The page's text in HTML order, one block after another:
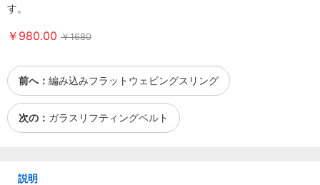
す。
￥980.00 ￥1680
前へ： 編み込みフラットウェビングスリング
次の： ガラスリフティングベルト
説明